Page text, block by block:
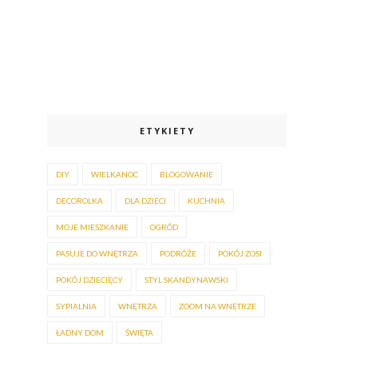
ETYKIETY
DIY WIELKANOC BLOGOWANIE
DECOROLKA DLA DZIECI KUCHNIA
MOJE MIESZKANIE OGRÓD
PASUJE DO WNĘTRZA PODRÓŻE POKÓJ ZOSI
POKÓJ DZIECIĘCY STYL SKANDYNAWSKI
SYPIALNIA WNĘTRZA ZOOM NA WNĘTRZE
ŁADNY DOM ŚWIĘTA